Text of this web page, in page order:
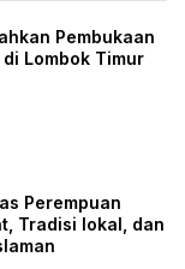
Pembukaan
Lombok Timur
Perempuan
Tradisi lokal, dan